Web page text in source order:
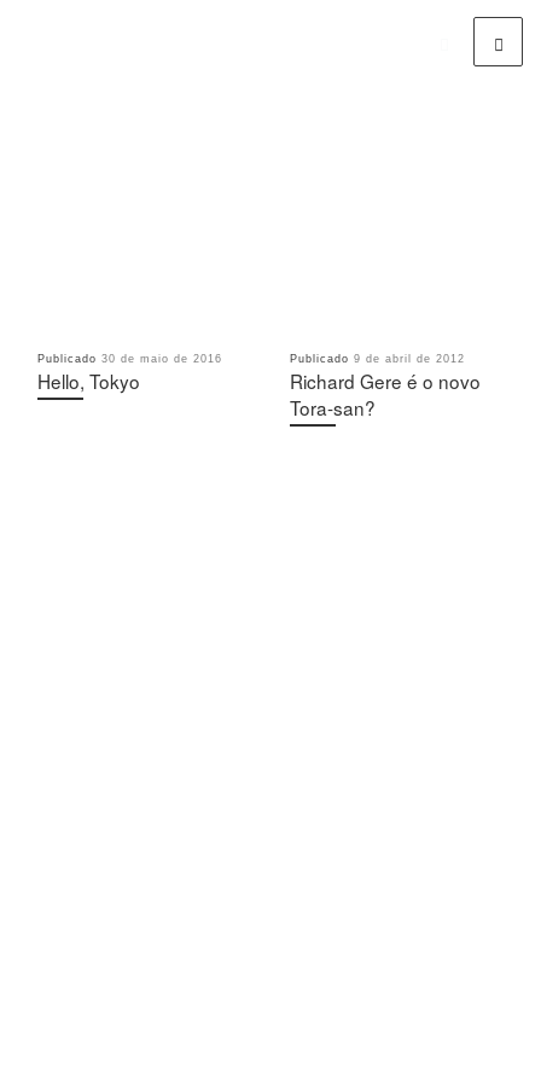
Publicado 30 de maio de 2016
Hello, Tokyo
Publicado 9 de abril de 2012
Richard Gere é o novo
Tora-san?